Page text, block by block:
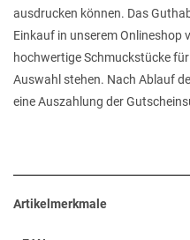
ausdrucken können. Das
Einkauf in unserem Onlineshop
hochwertige Schmuckstücke
Auswahl stehen. Nach Ablauf
eine Auszahlung der
Artikelmerkmale